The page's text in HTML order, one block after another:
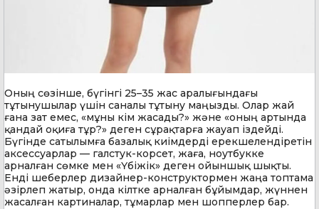
Оның сөзінше, бүгінгі 25–35 жас аралығындағы
тұтынушылар үшін саналы тұтыну маңызды. Олар жай
ғана зат емес, «мұны кім жасады?» және «оның артында
қандай оқиға тұр?» деген сұрақтарға жауап іздейді.
Бүгінде сатылымға базалық киімдерді ерекшелендіретін
аксессуарлар — галстук-корсет, жаға, ноутбукке
арналған сөмке мен «Үбіжік» деген ойыншық шықты.
Енді шеберлер дизайнер-конструктормен жаңа топтама
әзірлеп жатыр, онда кілтке арналған бұйымдар, жүннен
жасалған картиналар, тұмарлар мен шопперлер бар.